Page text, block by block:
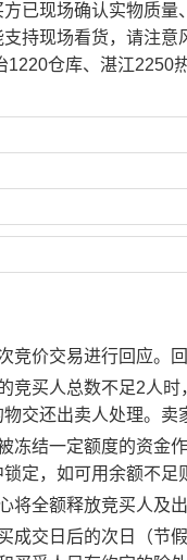
已现场确认实物质
持现场看货，请注
1220仓库、湛江2250
竞价交易进行回应。
竞买人总数不足2人
交还出卖人处理。
冻结一定额度的资金
定，如可用余额不足
将全额释放竞买人及
成交日后的次日（节